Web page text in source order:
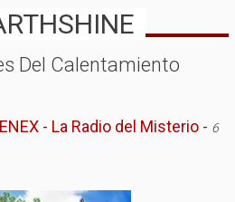
Del Calentamiento
- La Radio del Misterio- 6